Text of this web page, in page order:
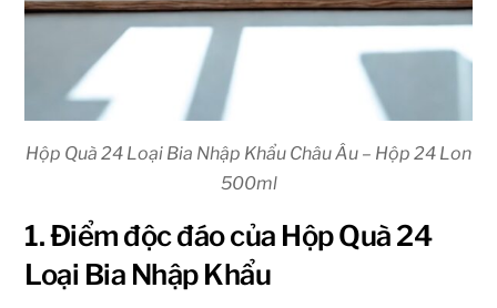
Hộp Quà 24 Loại Bia Nhập Khẩu Châu Âu – Hộp 24 Lon
500ml
1. Điểm độc đáo của Hộp Quà 24
Loại Bia Nhập Khẩu